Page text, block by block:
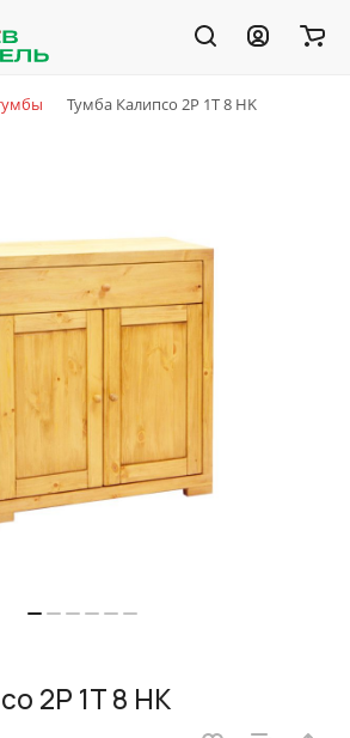
Тумба Калипсо 2P 1T 8 HK
2P 1T 8 HK